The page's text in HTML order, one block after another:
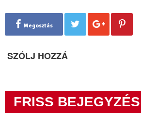
Megosztás
SZÓLJ HOZZÁ
FRISS